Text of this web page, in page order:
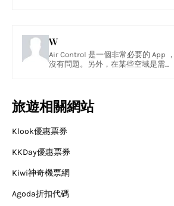
W
Air Control 是一個非常必要的 App
沒有問題。另外，在某些空域是需...
旅遊相關網站
Klook優惠票券
KKDay優惠票券
Kiwi神奇機票網
Agoda折扣代碼